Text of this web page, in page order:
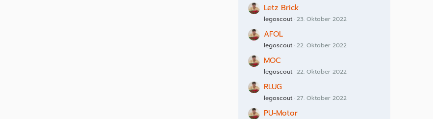
Letz Brick
legoscout 23. Oktober 2022
AFOL
legoscout 22. Oktober 2022
MOC
legoscout 22. Oktober 2022
RLUG
legoscout 27. Oktober 2022
PU-Motor